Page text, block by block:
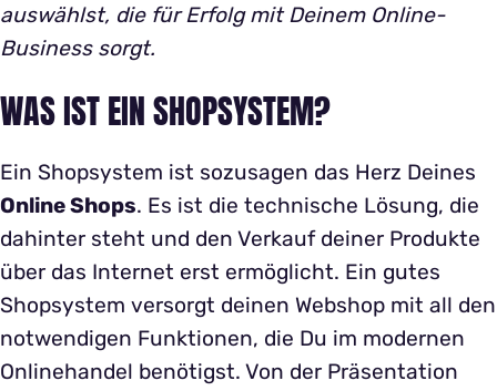
auswählst, die für Erfolg mit Deinem Online-
Business sorgt.
WAS IST EIN SHOPSYSTEM?
Ein Shopsystem ist sozusagen das Herz Deines
Online Shops. Es ist die technische Lösung, die
dahinter steht und den Verkauf deiner Produkte
über das Internet erst ermöglicht. Ein gutes
Shopsystem versorgt deinen Webshop mit all den
notwendigen Funktionen, die Du im modernen
Onlinehandel benötigst. Von der Präsentation